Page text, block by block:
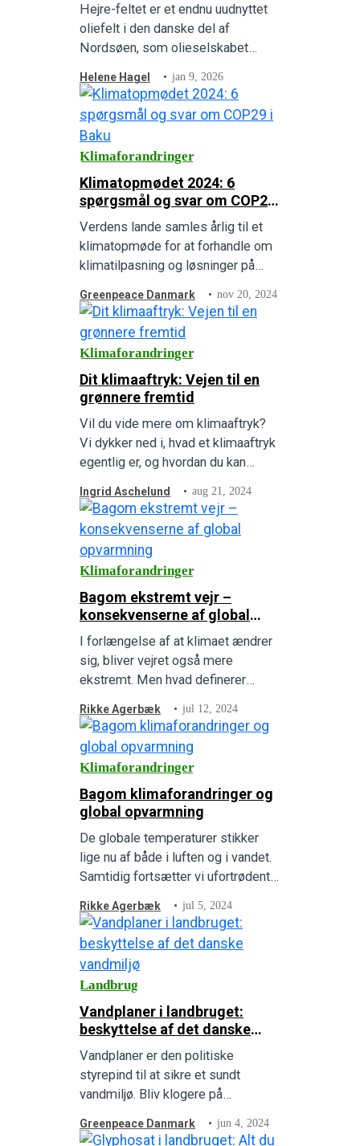
Hejre-feltet er et endnu uudnyttet
oliefelt i den danske del af
Nordsøen, som olieselskabet
udvikle og hente ny olie og gas op
fra. Greenpeace klagede over
tilladelsen, og fik i november 2025
ret. Tilladelsen var ulovlig. Hør
historien bag Hejre-feltet, og forstå
hvorfor er det så vigtigt, at…
Helene Hagel jan 9, 2026
Klimaforandringer
Klimatopmødet 2024: 6
spørgsmål og svar om COP29
i Baku
Verdens lande samles årlig til et
klimatopmøde for at forhandle om
klimatilpasning og løsninger på
det nuværende klimatopmøde,
COP29 Baku, og hvad der akut skal
gøres.
Greenpeace Danmark nov 20, 2024
Klimaforandringer
Dit klimaaftryk: Vejen til en
grønnere fremtid
Vil du vide mere om klimaaftryk?
Vi dykker ned i, hvad et klimaaftryk
egentlig er, og hvordan du kan
mod en grønnere fremtid.
Ingrid Aschelund aug 21, 2024
Klimaforandringer
Bagom ekstremt vejr –
konsekvenserne af global
opvarmning
I forlængelse af at klimaet ændrer
sig, bliver vejret også mere
ekstremt. Men hvad definerer
regner det mere, når temperaturen
stiger, hvordan kommer det til at se
ud i fremtiden, hvad gør vi for at
stoppe udviklingen, og hvem skal
betale for de mange skader?
Rikke Agerbæk jul 12, 2024
Klimaforandringer
Bagom klimaforandringer og
global opvarmning
De globale temperaturer stikker
lige nu af både i luften og i vandet.
Samtidig fortsætter vi ufortrødent
Men hvor meget stiger
temperaturerne, hvad er
konsekvenserne, hvordan løser vi
den klima- og biodiversitetskrise,
vi befinder os midt i, og hvad kan
du selv gøre? Vi klæder dig på til…
Rikke Agerbæk jul 5, 2024
Landbrug
Vandplaner i landbruget:
beskyttelse af det danske
vandmiljø
Vandplaner er den politiske
styrepind til at sikre et sundt
vandmiljø. Bliv klogere på
hvordan de kan se ud i fremtiden.
Greenpeace Danmark jun 4, 2024